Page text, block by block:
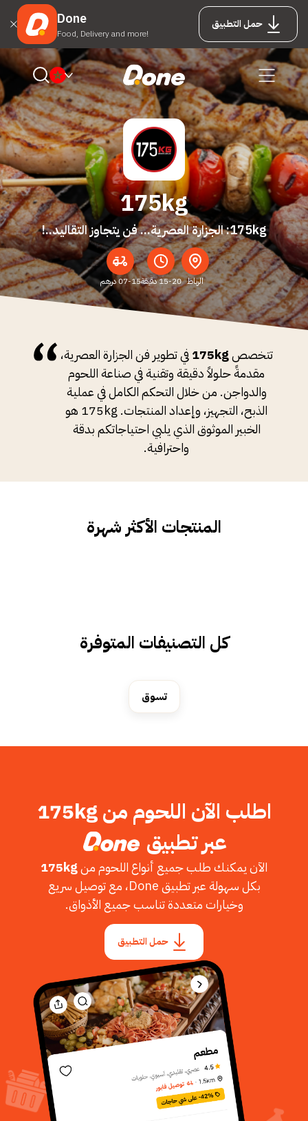
حمل التطبيق Done
Food, Delivery and more!
175kg
175kg: الجزارة العصرية... فن يتجاوز التقاليد..!
الرباط 15-20 دقيقة 07-15 درهم
تتخصص175kg
في تطوير فن الجزارة العصرية،
مقدمةً حلولاً دقيقة وتقنية في صناعة اللحوم
والدواجن. من خلال التحكم الكامل في عملية
الذبح، التجهيز، وإعداد المنتجات. 175kg هو
الخبير الموثوق الذي يلبي احتياجاتكم بدقة
واحترافية.
المنتجات الأكثر شهرة
كل التصنيفات المتوفرة
تسوق
اطلب الآن اللحوم من 175kg
عبر تطبيق
الآن يمكنك طلب جميع أنواع اللحوم من
بكل سهولة عبر تطبيق Done، مع توصيل سريع
وخيارات متعددة تناسب جميع الأذواق.
حمل التطبيق